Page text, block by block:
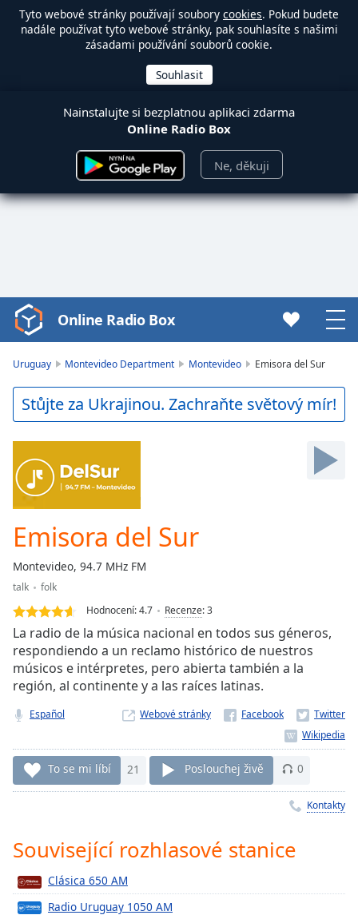
Tyto webové stránky používají soubory cookies. Pokud budete
nadále používat tyto webové stránky, pak souhlasíte s našimi
zásadami používání souborů cookie.
Nainstalujte si bezplatnou aplikaci zdarma
Online Radio Box
Ne, děkuji
Video
Player
Play
Video
Backward
Skip
Forward
Mute
Current
Time 0:00
Loaded:
0.00%
Stream
TypeLIVE
Seek to
live,
currently
live LIVE
Time-
Chapters
Online Radio Box
Uruguay Montevideo Department Montevideo Emisora del Sur
Stůjte za Ukrajinou. Zachraňte světový mír!
Emisora del Sur
Montevideo, 94.7 MHz FM
talk
folk
Hodnocení:4.7 Recenze:3
La radio de la música nacional en todos sus géneros,
respondiendo a un reclamo histórico de nuestros
músicos e intérpretes, pero abierta también a la
región, al continente y a las raíces latinas.
Español Webové stránky
To se mi líbí 21 Poslouchej živě 0
Kontakty
Související rozhlasové stanice
Clásica 650 AM
Radio Uruguay 1050 AM